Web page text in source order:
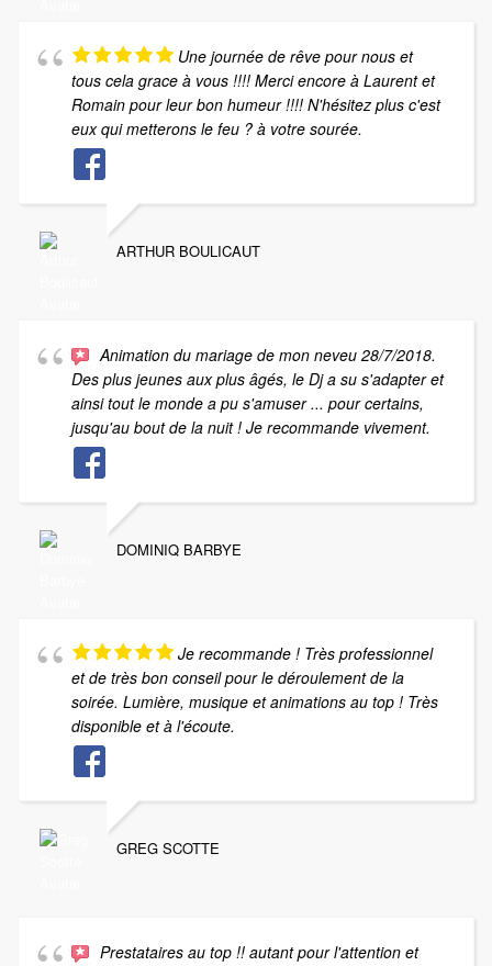
Une journée de rêve pour nous et
tous cela grace à vous !!!! Merci encore à Laurent et
Romain pour leur bon humeur !!!! N'hésitez plus c'est
eux qui metterons le feu ? à votre sourée.
ARTHUR BOULICAUT
Animation du mariage de mon neveu 28/7/2018.
Des plus jeunes aux plus âgés, le Dj a su s'adapter et
ainsi tout le monde a pu s'amuser ... pour certains,
jusqu'au bout de la nuit ! Je recommande vivement.
DOMINIQ BARBYE
Je recommande ! Très professionnel
et de très bon conseil pour le déroulement de la
soirée. Lumière, musique et animations au top ! Très
disponible et à l'écoute.
GREG SCOTTE
Prestataires au top !! autant pour l'attention et